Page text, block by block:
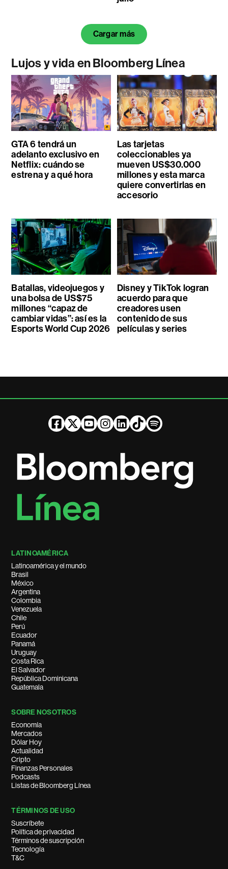
Cargar más
Lujos y vida en Bloomberg Línea
GTA 6 tendrá un
adelanto exclusivo en
Netflix: cuándo se
estrena y a qué hora
Las tarjetas
coleccionables ya
mueven US$30.000
millones y esta marca
quiere convertirlas en
accesorio
Batallas, videojuegos y
una bolsa de US$75
millones “capaz de
cambiar vidas”: así es la
Esports World Cup 2026
Disney y TikTok logran
acuerdo para que
creadores usen
contenido de sus
películas y series
LATINOAMÉRICA
Latinoamérica y el mundo
Brasil
México
Argentina
Colombia
Venezuela
Chile
Perú
Ecuador
Panamá
Uruguay
Costa Rica
El Salvador
República Dominicana
Guatemala
SOBRE NOSOTROS
Economía
Mercados
Dólar Hoy
Actualidad
Cripto
Finanzas Personales
Podcasts
Listas de Bloomberg Línea
TÉRMINOS DE USO
Suscríbete
Política de privacidad
Términos de suscripción
Tecnología
T&C